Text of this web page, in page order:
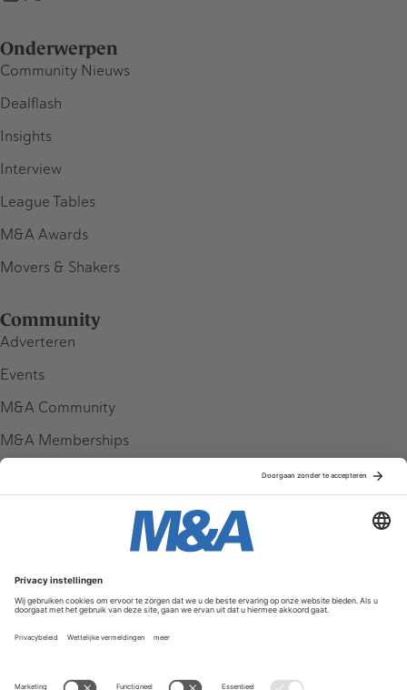
Onderwerpen
Community Nieuws
Dealflash
Insights
Interview
League Tables
M&A Awards
Movers & Shakers
Community
Adverteren
Events
M&A Community
M&A Memberships
Service & Contact
Contact
FAQ
Werken bij ons